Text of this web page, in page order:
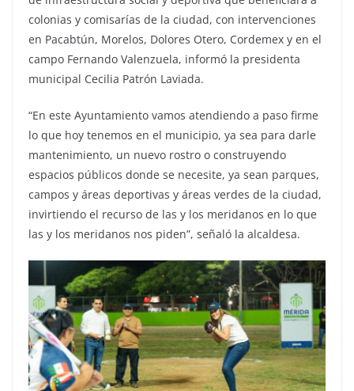
colonias y comisarías de la ciudad, con intervenciones
en Pacabtún, Morelos, Dolores Otero, Cordemex y en el
campo Fernando Valenzuela, informó la presidenta
municipal Cecilia Patrón Laviada.
“En este Ayuntamiento vamos atendiendo a paso firme
lo que hoy tenemos en el municipio, ya sea para darle
mantenimiento, un nuevo rostro o construyendo
espacios públicos donde se necesite, ya sean parques,
campos y áreas deportivas y áreas verdes de la ciudad,
invirtiendo el recurso de las y los meridanos en lo que
las y los meridanos nos piden”, señaló la alcaldesa.